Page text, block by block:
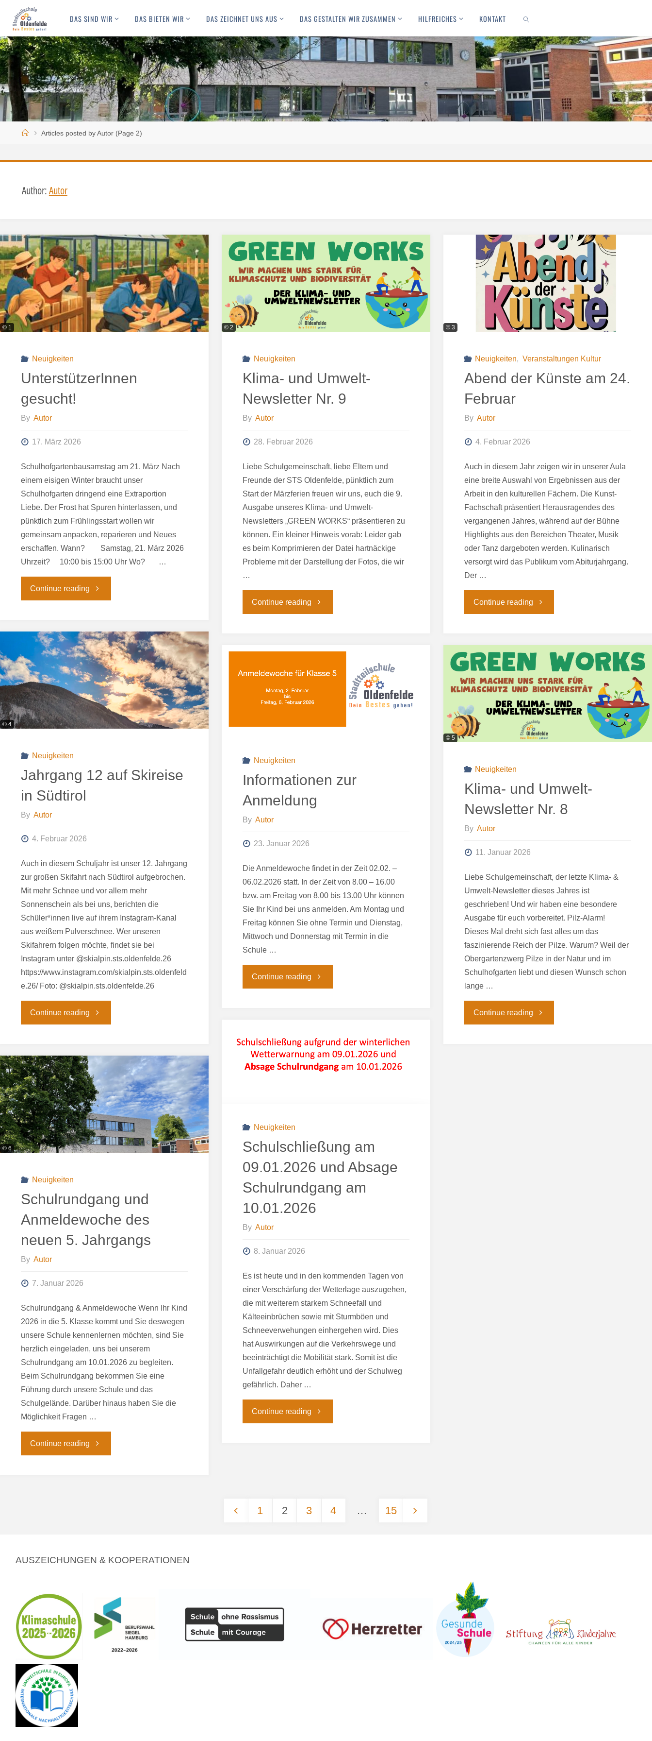
content
DAS SIND WIR DAS BIETEN WIR DAS ZEICHNET UNS AUS DAS GESTALTEN WIR ZUSAMMEN HILFREICHES KONTAKT
SEARCH
HomeArticles posted by Autor (Page 2)
Author:Autor
© 1
Neuigkeiten
UnterstützerInnen
gesucht!
By Autor
17. März 2026
Schulhofgartenbausamstag am 21. März Nach
einem eisigen Winter braucht unser
Schulhofgarten dringend eine Extraportion
Liebe. Der Frost hat Spuren hinterlassen, und
pünktlich zum Frühlingsstart wollen wir
gemeinsam anpacken, reparieren und Neues
erschaffen. Wann? Samstag, 21. März 2026
Uhrzeit? 10:00 bis 15:00 Uhr Wo? …
Continue reading "UnterstützerInnen
© 2
Neuigkeiten
Klima- und Umwelt-
Newsletter Nr. 9
By Autor
28. Februar 2026
Liebe Schulgemeinschaft, liebe Eltern und
Freunde der STS Oldenfelde, pünktlich zum
Start der Märzferien freuen wir uns, euch die 9.
Ausgabe unseres Klima- und Umwelt-
Newsletters „GREEN WORKS“ präsentieren zu
können. Ein kleiner Hinweis vorab: Leider gab
es beim Komprimieren der Datei hartnäckige
Probleme mit der Darstellung der Fotos, die wir
…
Continue reading "Klima-
Newsletter
© 3
Neuigkeiten, Veranstaltungen Kultur
Abend der Künste am 24.
Februar
By Autor
4. Februar 2026
Auch in diesem Jahr zeigen wir in unserer Aula
eine breite Auswahl von Ergebnissen aus der
Arbeit in den kulturellen Fächern. Die Kunst-
Fachschaft präsentiert Herausragendes des
vergangenen Jahres, während auf der Bühne
Highlights aus den Bereichen Theater, Musik
oder Tanz dargeboten werden. Kulinarisch
versorgt wird das Publikum vom Abiturjahrgang.
Der …
Continue reading "Abend
Künste
am
24.
Februar"
© 4
Neuigkeiten
Jahrgang 12 auf Skireise
in Südtirol
By Autor
4. Februar 2026
Auch in diesem Schuljahr ist unser 12. Jahrgang
zur großen Skifahrt nach Südtirol aufgebrochen.
Mit mehr Schnee und vor allem mehr
Sonnenschein als bei uns, berichten die
Schüler*innen live auf ihrem Instagram-Kanal
aus weißem Pulverschnee. Wer unseren
Skifahrern folgen möchte, findet sie bei
Instagram unter @skialpin.sts.oldenfelde.26
https://www.instagram.com/skialpin.sts.oldenfeld
e.26/ Foto: @skialpin.sts.oldenfelde.26
Continue reading "Jahrgang
auf
Skireise
in
Südtirol"
Neuigkeiten
Informationen zur
Anmeldung
By Autor
23. Januar 2026
Die Anmeldewoche findet in der Zeit 02.02. –
06.02.2026 statt. In der Zeit von 8.00 – 16.00
bzw. am Freitag von 8.00 bis 13.00 Uhr können
Sie Ihr Kind bei uns anmelden. Am Montag und
Freitag können Sie ohne Termin und Dienstag,
Mittwoch und Donnerstag mit Termin in die
Schule …
Continue reading "Informationen
© 5
Neuigkeiten
Klima- und Umwelt-
Newsletter Nr. 8
By Autor
11. Januar 2026
Liebe Schulgemeinschaft, der letzte Klima- &
Umwelt-Newsletter dieses Jahres ist
geschrieben! Und wir haben eine besondere
Ausgabe für euch vorbereitet. Pilz-Alarm!
Dieses Mal dreht sich fast alles um das
faszinierende Reich der Pilze. Warum? Weil der
Obergartenzwerg Pilze in der Natur und im
Schulhofgarten liebt und diesen Wunsch schon
lange …
Continue reading "Klima-
Neuigkeiten
Schulschließung am
09.01.2026 und Absage
Schulrundgang am
10.01.2026
By Autor
8. Januar 2026
Es ist heute und in den kommenden Tagen von
einer Verschärfung der Wetterlage auszugehen,
die mit weiterem starkem Schneefall und
Kälteeinbrüchen sowie mit Sturmböen und
Schneeverwehungen einhergehen wird. Dies
hat Auswirkungen auf die Verkehrswege und
beeinträchtigt die Mobilität stark. Somit ist die
Unfallgefahr deutlich erhöht und der Schulweg
gefährlich. Daher …
Continue reading "Schulschließung
© 6
Neuigkeiten
Schulrundgang und
Anmeldewoche des
neuen 5. Jahrgangs
By Autor
7. Januar 2026
Schulrundgang & Anmeldewoche Wenn Ihr Kind
2026 in die 5. Klasse kommt und Sie deswegen
unsere Schule kennenlernen möchten, sind Sie
herzlich eingeladen, uns bei unserem
Schulrundgang am 10.01.2026 zu begleiten.
Beim Schulrundgang bekommen Sie eine
Führung durch unsere Schule und das
Schulgelände. Darüber hinaus haben Sie die
Möglichkeit Fragen …
Continue reading "Schulrundgang
5.
Beiträge
1 2 3 4 … 15
AUSZEICHUNGEN & KOOPERATIONEN